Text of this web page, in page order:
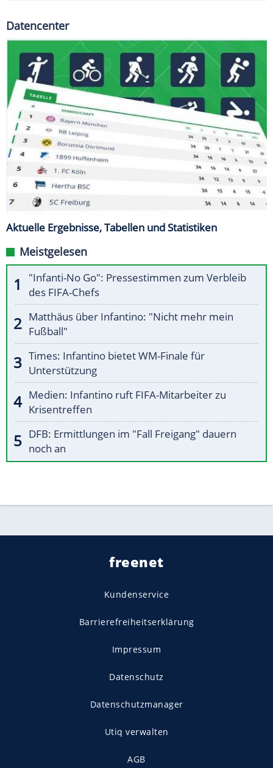
Datencenter
Aktuelle Ergebnisse, Tabellen und Statistiken
Meistgelesen
"Infanti-No Go": Pressestimmen zum Verbleib
des FIFA-Chefs
Matthäus über Infantino: "Nicht mehr mein
Fußball"
Times: Infantino bietet WM-Finale für
Unterstützung
Medien: Infantino ruft FIFA-Mitarbeiter zu
Krisentreffen
DFB: Ermittlungen im "Fall Freigang" dauern
noch an
freenet
Kundenservice
Barrierefreiheitserklärung
Impressum
Datenschutz
Datenschutzmanager
Utiq verwalten
AGB